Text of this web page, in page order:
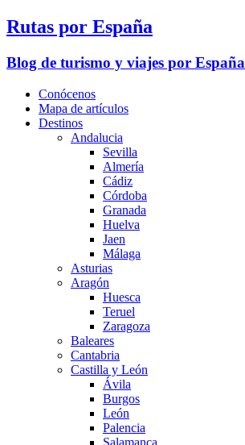
Rutas por España
Blog de turismo y viajes por España
Conócenos
Mapa de artículos
Destinos
Andalucia
Sevilla
Almería
Cádiz
Córdoba
Granada
Huelva
Jaen
Málaga
Asturias
Aragón
Huesca
Teruel
Zaragoza
Baleares
Cantabria
Castilla y León
Ávila
Burgos
León
Palencia
Salamanca